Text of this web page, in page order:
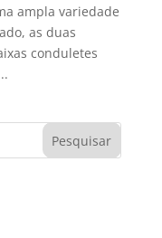
ampla variedade
as duas
conduletes